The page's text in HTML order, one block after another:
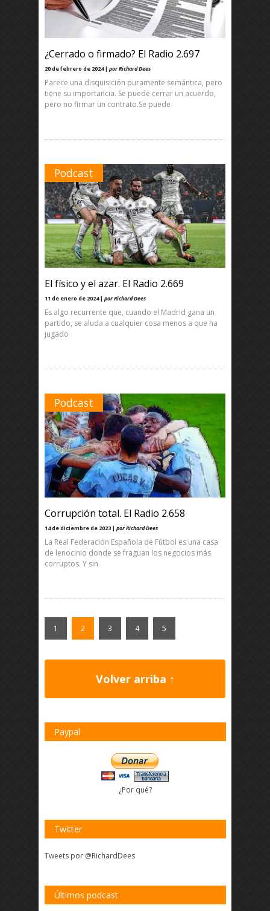
¿Cerrado o firmado? El Radio 2.697
20 de febrero de 2024 | por Richard Dees
Parece una disquisición puramente semántica, pero
tiene su importancia. Se puede cerrar un acuerdo,
pero no firmar un contrato.Se puede
Podcast
El físico y el azar. El Radio 2.669
11 de enero de 2024 | por Richard Dees
Es algo recurrente que, cuando el Madrid gana un
partido, se aluda a cualquier cosa menos a que ha
jugado
Podcast
Corrupción total. El Radio 2.658
14 de diciembre de 2023 | por Richard Dees
La Real Federación Española de Fútbol es una casa
de lenocinio donde se fraguan los negocios más
corruptos. Y sin
1 2 3 4 5
Volver arriba ↑
Paypal
¿Por qué?
Twitter
Tweets por @RichardDees
Últimos podcast